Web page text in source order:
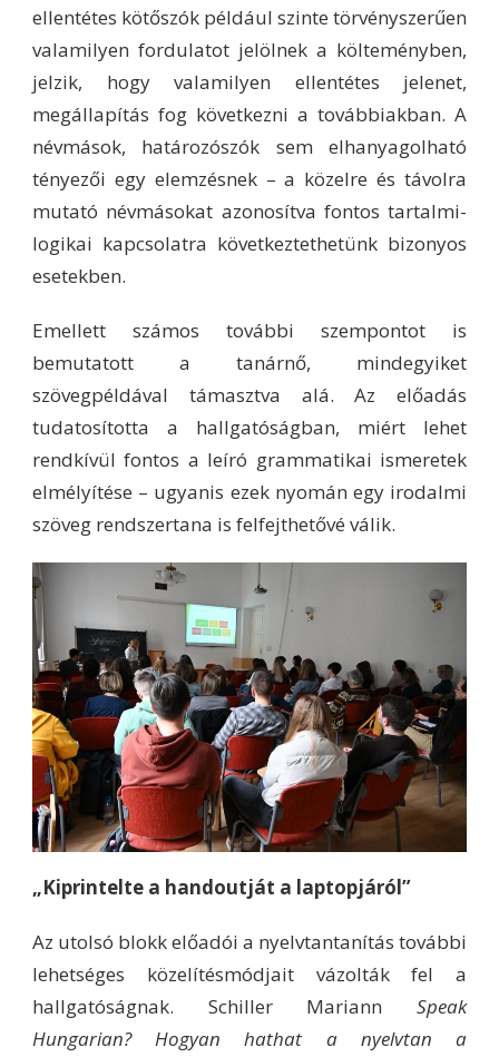
ellentétes kötőszók például szinte törvényszerűen
valamilyen fordulatot jelölnek a költeményben,
jelzik, hogy valamilyen ellentétes jelenet,
megállapítás fog következni a továbbiakban. A
névmások, határozószók sem elhanyagolható
tényezői egy elemzésnek – a közelre és távolra
mutató névmásokat azonosítva fontos tartalmi-
logikai kapcsolatra következtethetünk bizonyos
esetekben.
Emellett számos további szempontot is
bemutatott a tanárnő, mindegyiket
szövegpéldával támasztva alá. Az előadás
tudatosította a hallgatóságban, miért lehet
rendkívül fontos a leíró grammatikai ismeretek
elmélyítése – ugyanis ezek nyomán egy irodalmi
szöveg rendszertana is felfejthetővé válik.
„Kiprintelte a handoutját a laptopjáról”
Az utolsó blokk előadói a nyelvtantanítás további
lehetséges közelítésmódjait vázolták fel a
hallgatóságnak. Schiller Mariann Speak
Hungarian? Hogyan hathat a nyelvtan a